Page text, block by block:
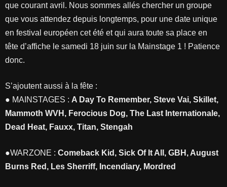
que courant avril. Nous sommes allés chercher un groupe
que vous attendez depuis longtemps, pour une date unique
en festival européen cet été et qui aura toute sa place en
tête d’affiche le samedi 18 juin sur la Mainstage 1 ! Patience
donc.
S’ajoutent aussi à la fête :
● MAINSTAGES : A Day To Remember, Steve Vai, Skillet,
Mammoth WVH, Ferocious Dog, The Last Internationale,
Dead Heat, Fauxx, Titan, Stengah
●WARZONE : Comeback Kid, Sick Of It All, GBH, August
Burns Red, Les Sherriff, Incendiary, Mordred